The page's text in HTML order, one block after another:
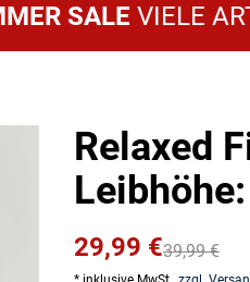
VIELE
Relaxed
39,99 €
29,99 €